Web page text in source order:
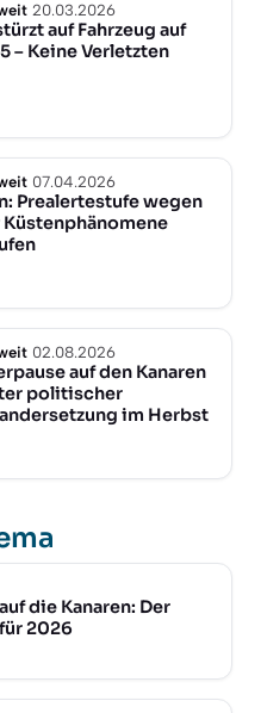
20.03.2026
auf Fahrzeug auf
– Keine Verletzten
07.04.2026
Prealertestufe wegen
02.08.2026
auf den Kanaren
politischer
im Herbst
die Kanaren: Der
2026